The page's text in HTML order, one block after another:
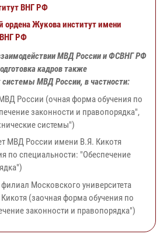
ВНГ РФ
ордена Жукова институт имени
ВНГ РФ
МВД России и ФСВНГ РФ
кадров также
системы МВД России, в частности:
России (очная форма обучения по
законности и правопорядка",
системы")
МВД России имени В.Я. Кикотя
по специальности: "Обеспечение
Московского университета
(заочная форма обучения по
законности и правопорядка")